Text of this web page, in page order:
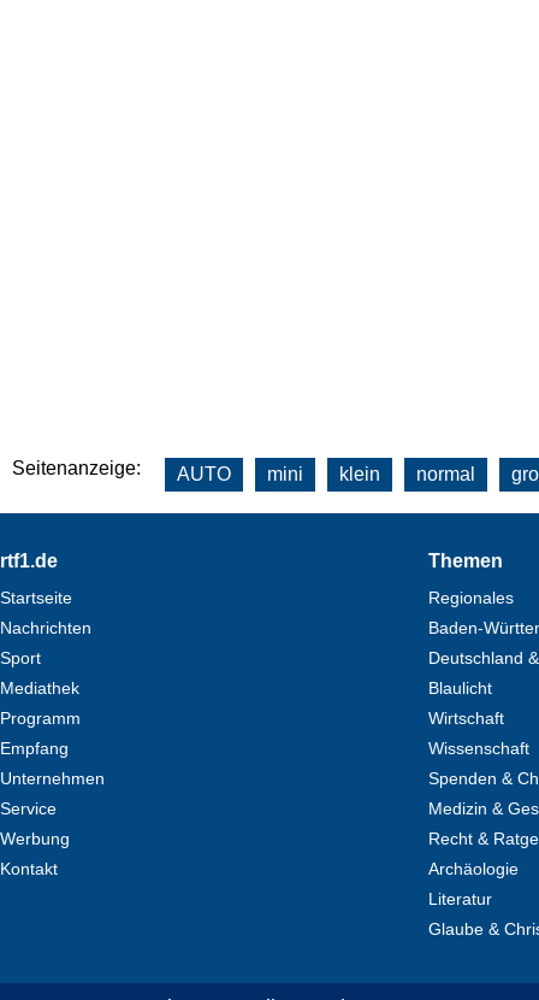
Seitenanzeige: AUTO mini klein normal
Footer
rtf1.de
Startseite
Nachrichten
Sport
Mediathek
Programm
Empfang
Unternehmen
Service
Werbung
Kontakt
Themen
Regionales
Baden-
Deutschland
Blaulicht
Wirtschaft
Wissenschaft
Spenden &
Medizin &
Recht &
Archäologie
Literatur
Glaube &